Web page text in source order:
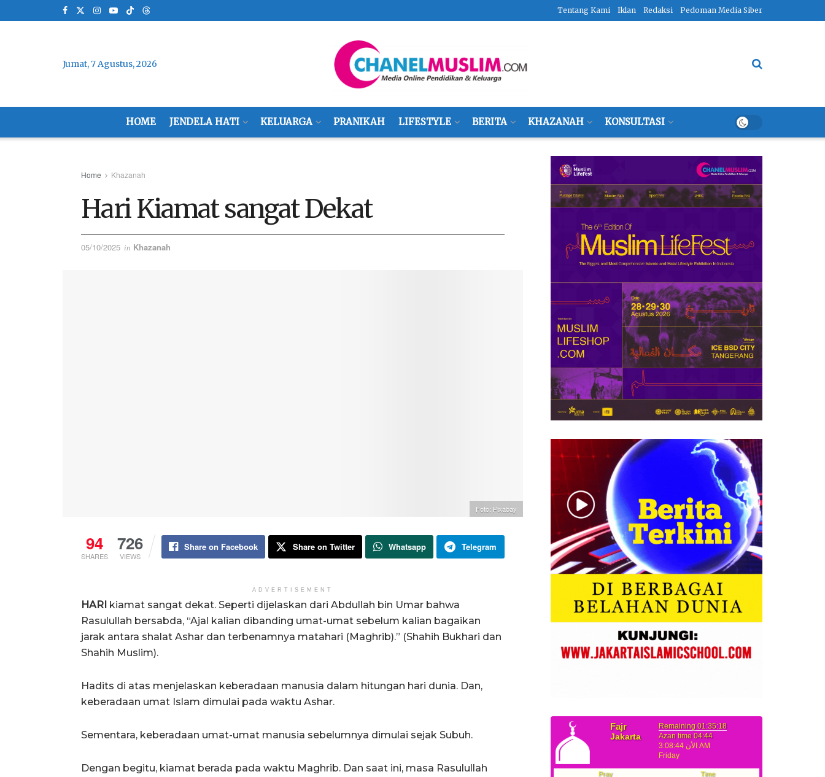
Tentang Kami Iklan Redaksi Pedoman Media Siber
Jumat, 7 Agustus, 2026
HOME JENDELA HATI KELUARGA PRANIKAH LIFESTYLE BERITA KHAZANAH KONSULTASI
Home Khazanah
Hari Kiamat sangat Dekat
05/10/2025 in Khazanah
Foto: Pixabay
94
SHARES
726
VIEWS
Share on Facebook Share on Twitter Whatsapp Telegram
ADVERTISEMENT
HARI kiamat sangat dekat. Seperti dijelaskan dari Abdullah bin Umar bahwa
Rasulullah bersabda, “Ajal kalian dibanding umat-umat sebelum kalian bagaikan
jarak antara shalat Ashar dan terbenamnya matahari (Maghrib).” (Shahih Bukhari dan
Shahih Muslim).
Hadits di atas menjelaskan keberadaan manusia dalam hitungan hari dunia. Dan,
keberadaan umat Islam dimulai pada waktu Ashar.
Sementara, keberadaan umat-umat manusia sebelumnya dimulai sejak Subuh.
Dengan begitu, kiamat berada pada waktu Maghrib. Dan saat ini, masa Rasulullah